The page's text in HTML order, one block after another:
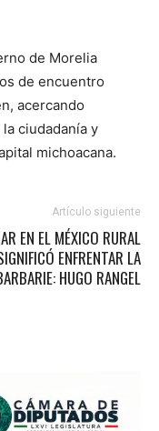
de Morelia
de encuentro
acercando
ciudadanía y
michoacana.
Artículo siguiente
EN EL MÉXICO RURAL
ENFRENTAR LA
HUGO RANGEL